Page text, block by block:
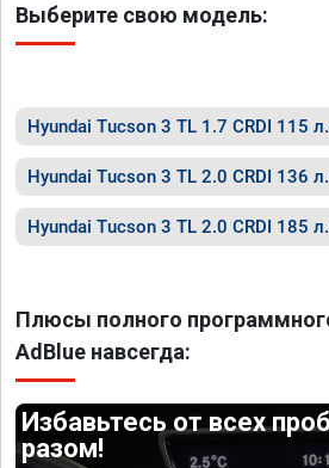
Выберите свою модель:
Hyundai Tucson 3 TL 1.7 CRDI 115
Hyundai Tucson 3 TL 2.0 CRDI 136
Hyundai Tucson 3 TL 2.0 CRDI 185
Плюсы полного
AdBlue навсегда:
Избавьтесь от всех
разом!